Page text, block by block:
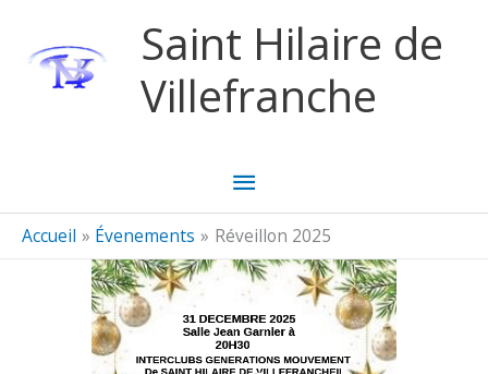
Saint Hilaire de
Villefranche
Menu
principal
Accueil Évenements Réveillon 2025